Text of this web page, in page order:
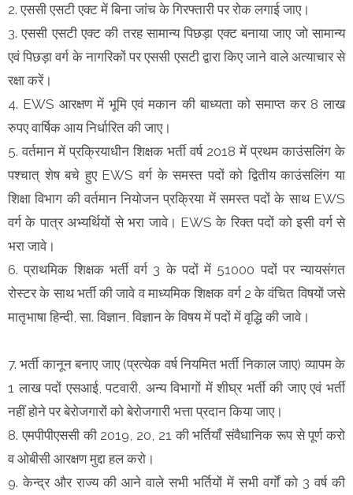
2. एससी एसटी एक्ट में बिना जांच के गिरफ्तारी पर रोक लगाई जाए।
3. एससी एसटी एक्ट की तरह सामान्य पिछड़ा एक्ट बनाया जाए जो सामान्य
एवं पिछड़ा वर्ग के नागरिकों पर एससी एसटी द्वारा किए जाने वाले अत्याचार से
रक्षा करें।
4. EWS आरक्षण में भूमि एवं मकान की बाध्यता को समाप्त कर 8 लाख
रुपए वार्षिक आय निर्धारित की जाए।
5. वर्तमान में प्रक्रियाधीन शिक्षक भर्ती वर्ष 2018 में प्रथम काउंसलिंग के
पश्चात् शेष बचे हुए EWS वर्ग के समस्त पदों को द्वितीय काउंसलिंग या
शिक्षा विभाग की वर्तमान नियोजन प्रक्रिया में समस्त पदों के साथ EWS
वर्ग के पात्र अभ्यर्थियों से भरा जावे। EWS के रिक्त पदों को इसी वर्ग से
भरा जावे।
6. प्राथमिक शिक्षक भर्ती वर्ग 3 के पदों में 51000 पदों पर न्यायसंगत
रोस्टर के साथ भर्ती की जावे व माध्यमिक शिक्षक वर्ग 2 के वंचित विषयों जसे
मातृभाषा हिन्दी, सा. विज्ञान, विज्ञान के विषय में पदों में वृद्धि की जावे।
7. भर्ती कानून बनाए जाए (प्रत्येक वर्ष नियमित भर्ती निकाल जाए) व्यापम के
1 लाख पदों एसआई, पटवारी, अन्य विभागों में शीघ्र भर्ती की जाए एवं भर्ती
नहीं होने पर बेरोजगारों को बेरोजगारी भत्ता प्रदान किया जाए।
8. एमपीपीएससी की 2019, 20, 21 की भर्तियाँ संवैधानिक रूप से पूर्ण करो
व ओबीसी आरक्षण मुद्दा हल करो।
9. केन्द्र और राज्य की आने वाले सभी भर्तियों में सभी वर्गों को 3 वर्ष की